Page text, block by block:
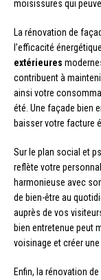
moisissures qui
La rénovation de
l’efficacité
extérieures
contribuent à
ainsi votre
été. Une façade bien
baisser votre facture
Sur le plan social et
reflète votre
harmonieuse avec
de bien-être au
auprès de vos
bien entretenue peut
voisinage et créer
Enfin, la rénovation